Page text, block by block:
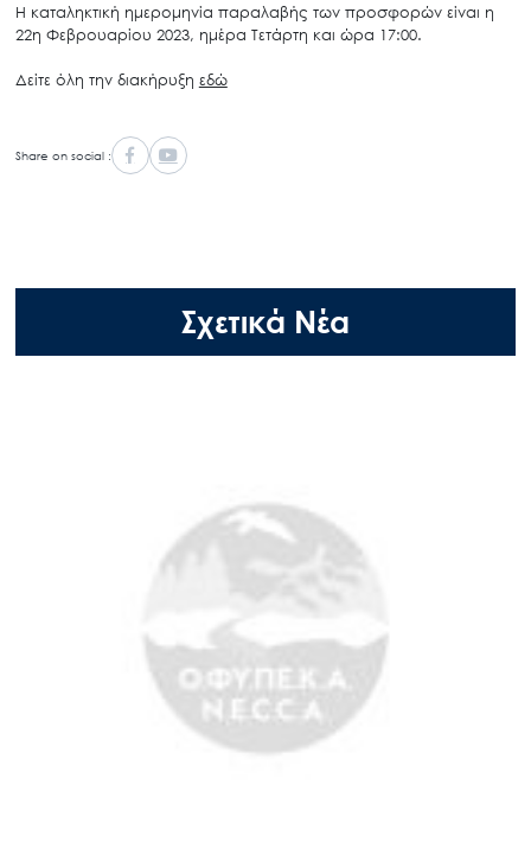
Η καταληκτική ημερομηνία παραλαβής των προσφορών είναι η
22η Φεβρουαρίου 2023, ημέρα Τετάρτη και ώρα 17:00.
Δείτε όλη την διακήρυξη εδώ
Share on social :
Σχετικά Νέα